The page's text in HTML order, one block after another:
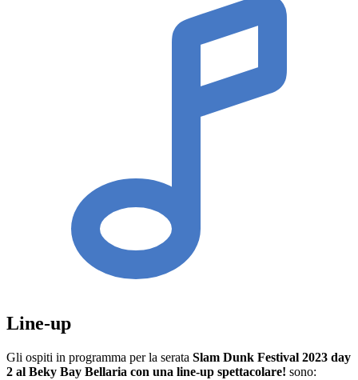
Line-up
Gli ospiti in programma per la serata Slam Dunk Festival 2023 day
2 al Beky Bay Bellaria con una line-up spettacolare! sono: